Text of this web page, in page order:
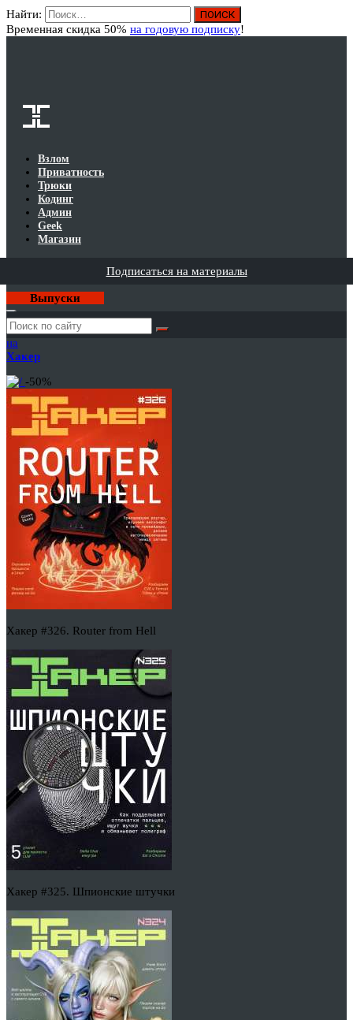
Найти:
Временная скидка 50% на годовую подписку!
Взлом
Приватность
Трюки
Кодинг
Админ
Geek
Магазин
Подписаться на материалы
Выпуски
Годовая
подписка
на
Хакер
-50%
Хакер #326. Router from Hell
Хакер #325. Шпионские штучки